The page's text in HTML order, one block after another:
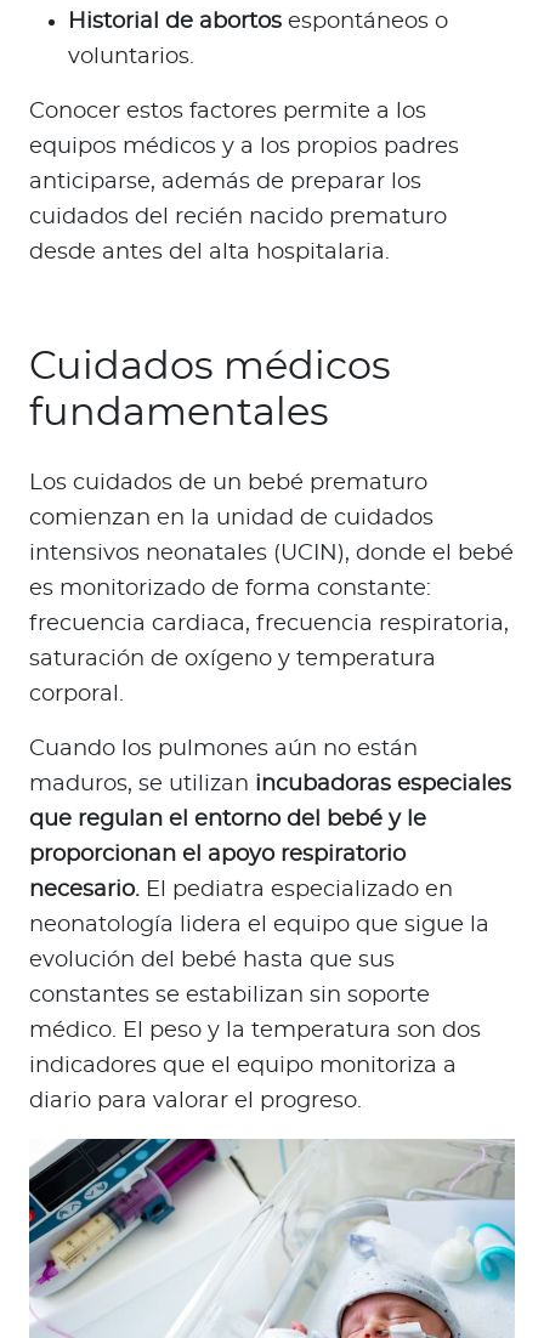
Historial de abortos espontáneos o
voluntarios.
Conocer estos factores permite a los
equipos médicos y a los propios padres
anticiparse, además de preparar los
cuidados del recién nacido prematuro
desde antes del alta hospitalaria.
Cuidados médicos
fundamentales
Los cuidados de un bebé prematuro
comienzan en la unidad de cuidados
intensivos neonatales (UCIN), donde el bebé
es monitorizado de forma constante:
frecuencia cardiaca, frecuencia respiratoria,
saturación de oxígeno y temperatura
corporal.
Cuando los pulmones aún no están
maduros, se utilizan incubadoras especiales
que regulan el entorno del bebé y le
proporcionan el apoyo respiratorio
necesario. El pediatra especializado en
neonatología lidera el equipo que sigue la
evolución del bebé hasta que sus
constantes se estabilizan sin soporte
médico. El peso y la temperatura son dos
indicadores que el equipo monitoriza a
diario para valorar el progreso.